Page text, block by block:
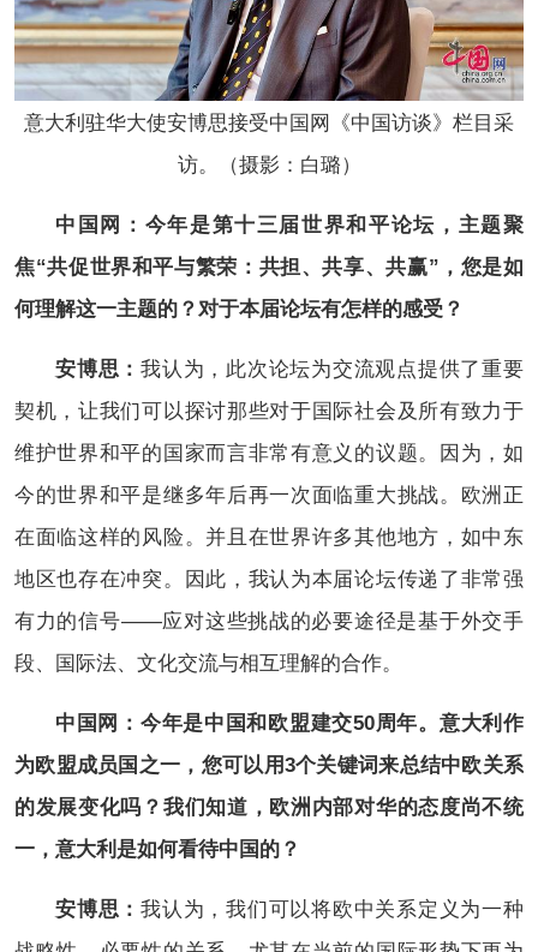
意大利驻华大使安博思接受中国网《中国访谈》栏目采
访。（摄影：白璐）
中国网：今年是第十三届世界和平论坛，主题聚
焦“共促世界和平与繁荣：共担、共享、共赢”，您是如
何理解这一主题的？对于本届论坛有怎样的感受？
安博思：我认为，此次论坛为交流观点提供了重要
契机，让我们可以探讨那些对于国际社会及所有致力于
维护世界和平的国家而言非常有意义的议题。因为，如
今的世界和平是继多年后再一次面临重大挑战。欧洲正
在面临这样的风险。并且在世界许多其他地方，如中东
地区也存在冲突。因此，我认为本届论坛传递了非常强
有力的信号——应对这些挑战的必要途径是基于外交手
段、国际法、文化交流与相互理解的合作。
中国网：今年是中国和欧盟建交50周年。意大利作
为欧盟成员国之一，您可以用3个关键词来总结中欧关系
的发展变化吗？我们知道，欧洲内部对华的态度尚不统
一，意大利是如何看待中国的？
安博思：我认为，我们可以将欧中关系定义为一种